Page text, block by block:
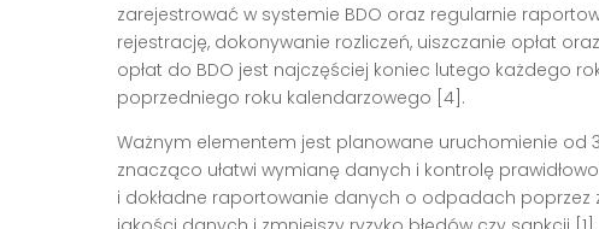
zarejestrować w systemie BDO oraz regularnie
rejestrację, dokonywanie rozliczeń, uiszczanie opłat
opłat do BDO jest najczęściej koniec lutego każdego
poprzedniego roku kalendarzowego [4].
Ważnym elementem jest planowane uruchomienie od
znacząco ułatwi wymianę danych i kontrolę
i dokładne raportowanie danych o odpadach poprzez